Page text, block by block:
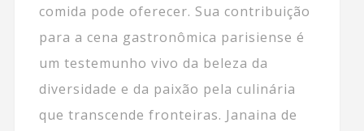
comida pode oferecer. Sua contribuição
para a cena gastronômica parisiense é
um testemunho vivo da beleza da
diversidade e da paixão pela culinária
que transcende fronteiras. Janaina de